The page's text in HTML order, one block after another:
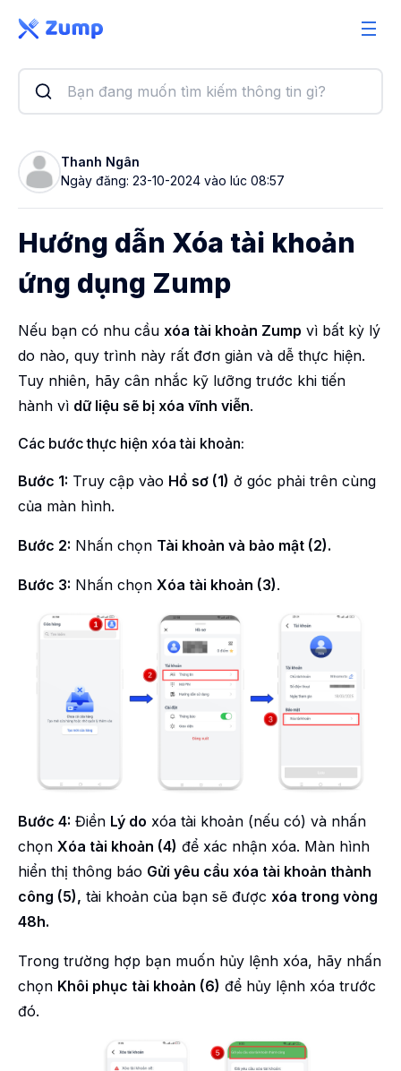
Giải pháp
Bảng giá
Sổ tay
Bài viết
Thanh Ngân
Ngày đăng: 23-10-2024 vào lúc 08:57
Hướng dẫn Xóa tài khoản
ứng dụng Zump
Nếu bạn có nhu cầu xóa tài khoản Zump vì bất kỳ lý
do nào, quy trình này rất đơn giản và dễ thực hiện.
Tuy nhiên, hãy cân nhắc kỹ lưỡng trước khi tiến
hành vì dữ liệu sẽ bị xóa vĩnh viễn.
Các bước thực hiện xóa tài khoản:
Bước 1: Truy cập vào Hồ sơ (1) ở góc phải trên cùng
của màn hình.
Bước 2: Nhấn chọn Tài khoản và bảo mật (2).
Bước 3: Nhấn chọn Xóa tài khoản (3).
Bước 4: Điền Lý do xóa tài khoản (nếu có) và nhấn
chọn Xóa tài khoản (4) để xác nhận xóa. Màn hình
hiển thị thông báo Gửi yêu cầu xóa tài khoản thành
công (5), tài khoản của bạn sẽ được xóa trong vòng
48h.
Trong trường hợp bạn muốn hủy lệnh xóa, hãy nhấn
chọn Khôi phục tài khoản (6) để hủy lệnh xóa trước
đó.